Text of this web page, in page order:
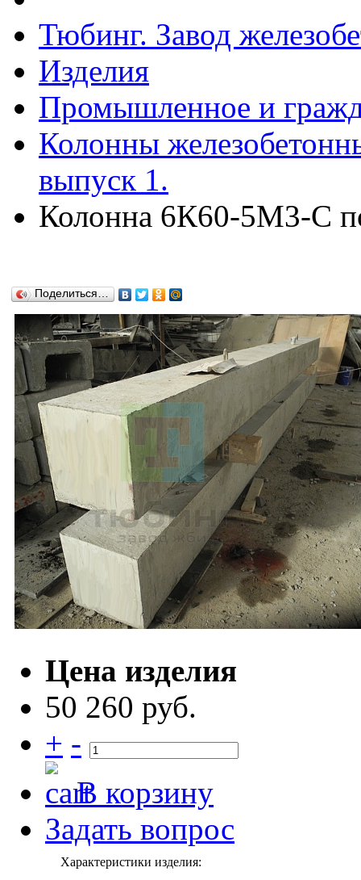
Тюбинг. Завод
Изделия
Промышленное и
Колонны
выпуск 1.
Колонна 6К60-5М3-С
Поделиться…
Цена изделия
50 260 руб.
+ -
В корзину
Задать вопрос
Характеристики изделия: